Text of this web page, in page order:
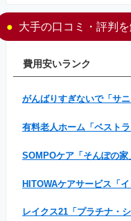
大手の口コミ・評判を
費用安いランク
がんばりすぎないで「サニ
有料老人ホーム「ベストラ
SOMPOケア「そんぽの家
HITOWAケアサービス「イ
レイクス21「プラチナ・